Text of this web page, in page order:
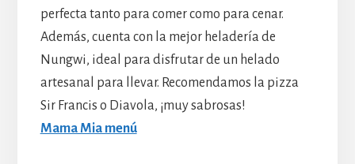
perfecta tanto para comer como para cenar.
Además, cuenta con la mejor heladería de
Nungwi, ideal para disfrutar de un helado
artesanal para llevar. Recomendamos la pizza
Sir Francis o Diavola, ¡muy sabrosas!
Mama Mia menú